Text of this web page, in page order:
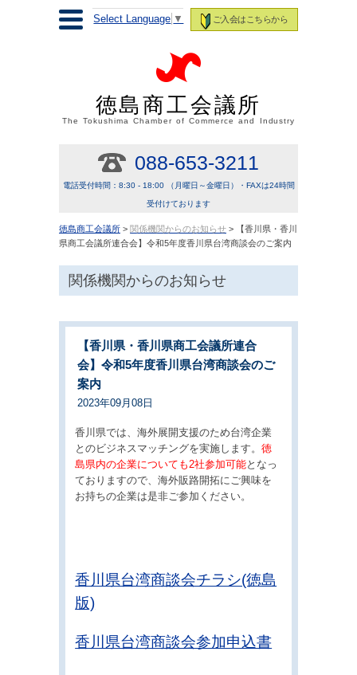
ご入会はこちらから
Select Language ▼
徳島商工会議所
The Tokushima Chamber of Commerce and Industry
088-653-3211
電話受付時間：8:30 - 18:00 （月曜日～金曜日）・FAXは24時間
受付けております
徳島商工会議所 > 関係機関からのお知らせ > 【香川県・香川
県商工会議所連合会】令和5年度香川県台湾商談会のご案内
関係機関からのお知らせ
【香川県・香川県商工会議所連合
会】令和5年度香川県台湾商談会のご
案内
2023年09月08日
香川県では、海外展開支援のため台湾企業
とのビジネスマッチングを実施します。徳
島県内の企業についても2社参加可能となっ
ておりますので、海外販路開拓にご興味を
お持ちの企業は是非ご参加ください。
香川県台湾商談会チラシ(徳島
版)
香川県台湾商談会参加申込書